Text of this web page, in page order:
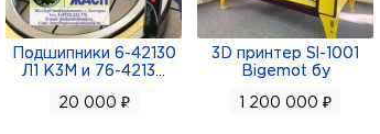
Подшипники 6-42130
Л1 К3М и 76-4213
20 000 ₽
3D принтер Sl-1001
Bigemot бу
1 200 000 ₽